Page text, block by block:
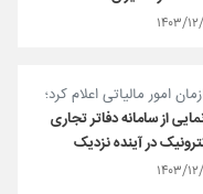
۱۲/۱۴
امور مالیاتی اعلام کرد؛
از سامانه دفاتر تجاری
در آینده نزدیک
۱۲/۱۴